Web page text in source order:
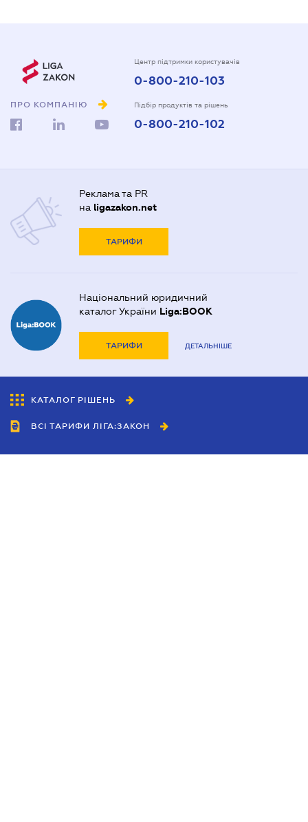
ПРО КОМПАНІЮ
Центр підтримки користувачів
0-800-210-103
Підбір продуктів та рішень
0-800-210-102
Реклама та PR
на ligazakon.net
ТАРИФИ
Національний юридичний
каталог України Liga:BOOK
ТАРИФИ ДЕТАЛЬНІШЕ
КАТАЛОГ РІШЕНЬ
ВСІ ТАРИФИ ЛІГА:ЗАКОН